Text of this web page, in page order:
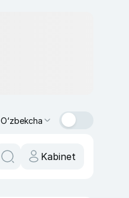
O‘zbekcha
Kabinet